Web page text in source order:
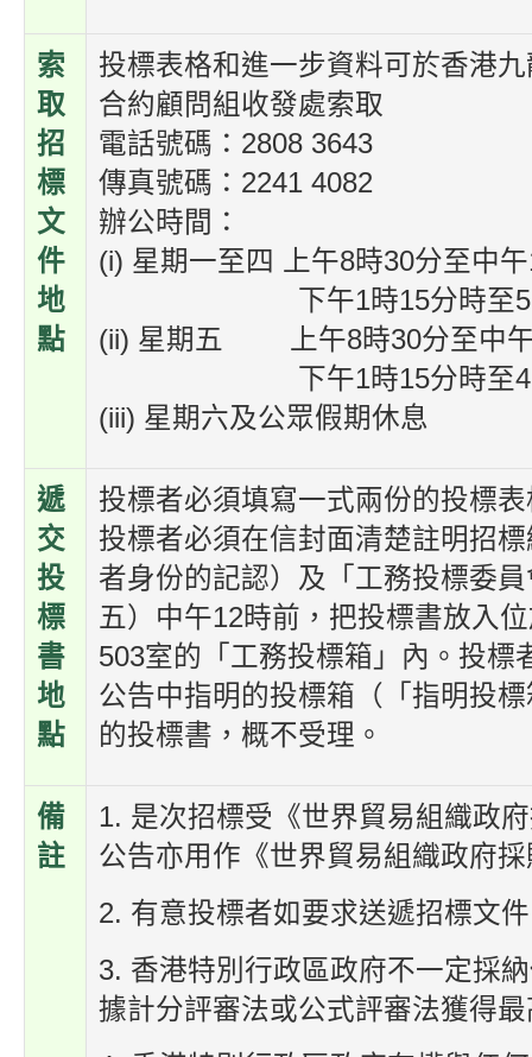
索
取
招
標
文
件
地
點
投標表格和進一步資料可於香港
合約顧問組收發處索取
電話號碼：2808 3643
傳真號碼：2241 4082
辦公時間：
(i) 星期一至四 上午8時30分至中
下午1時15分時至5時
(ii) 星期五 上午8時30分至中午
下午1時15分時至4時
(iii) 星期六及公眾假期休息
遞
交
投
標
書
地
點
投標者必須填寫一式兩份的投標
投標者必須在信封面清楚註明招
者身份的記認）及「工務投標委
五）中午12時前，把投標書放入
503室的「工務投標箱」內。投
公告中指明的投標箱（「指明投
的投標書，概不受理。
備
註
1. 是次招標受《世界貿易組織政
公告亦用作《世界貿易組織政府
2. 有意投標者如要求送遞招標文
3. 香港特別行政區政府不一定採
據計分評審法或公式評審法獲得